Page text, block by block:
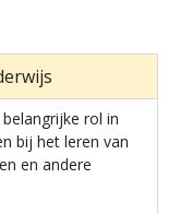
rol in
bij het leren van
en andere